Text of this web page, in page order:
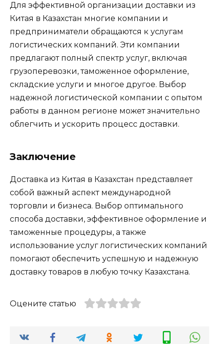
Для эффективной организации доставки из
Китая в Казахстан многие компании и
предприниматели обращаются к услугам
логистических компаний. Эти компании
предлагают полный спектр услуг, включая
грузоперевозки, таможенное оформление,
складские услуги и многое другое. Выбор
надежной логистической компании с опытом
работы в данном регионе может значительно
облегчить и ускорить процесс доставки.
Заключение
Доставка из Китая в Казахстан представляет
собой важный аспект международной
торговли и бизнеса. Выбор оптимального
способа доставки, эффективное оформление и
таможенные процедуры, а также
использование услуг логистических компаний
помогают обеспечить успешную и надежную
доставку товаров в любую точку Казахстана.
Оцените статью